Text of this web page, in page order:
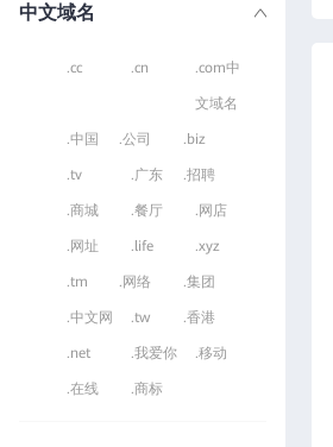
中文域名
.cc .cn .com中
文域名
.中国 .公司 .biz
.tv .广东 .招聘
.商城 .餐厅 .网店
.网址 .life .xyz
.tm .网络 .集团
.中文网 .tw .香港
.net .我爱你 .移动
.在线 .商标